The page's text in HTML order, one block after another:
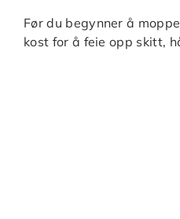
Før du begynner å
kost for å feie opp skitt,